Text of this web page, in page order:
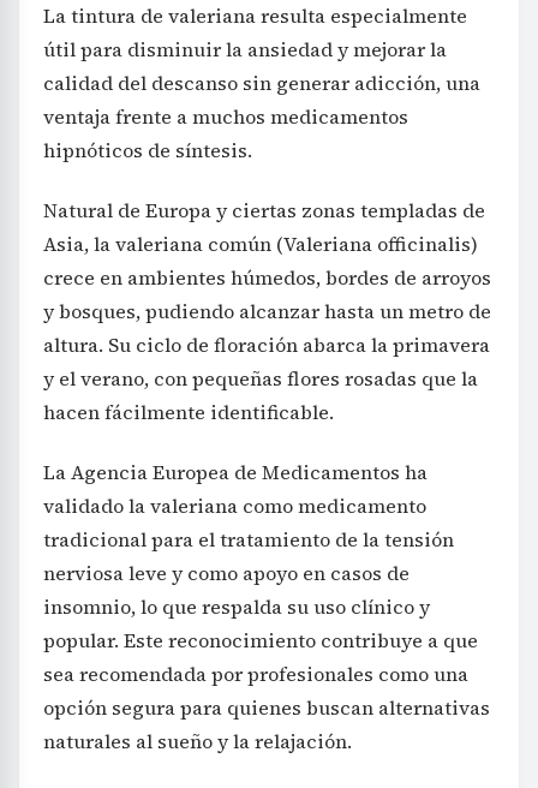
La tintura de valeriana resulta especialmente
útil para disminuir la ansiedad y mejorar la
calidad del descanso sin generar adicción, una
ventaja frente a muchos medicamentos
hipnóticos de síntesis.
Natural de Europa y ciertas zonas templadas de
Asia, la valeriana común (Valeriana officinalis)
crece en ambientes húmedos, bordes de arroyos
y bosques, pudiendo alcanzar hasta un metro de
altura. Su ciclo de floración abarca la primavera
y el verano, con pequeñas flores rosadas que la
hacen fácilmente identificable.
La Agencia Europea de Medicamentos ha
validado la valeriana como medicamento
tradicional para el tratamiento de la tensión
nerviosa leve y como apoyo en casos de
insomnio, lo que respalda su uso clínico y
popular. Este reconocimiento contribuye a que
sea recomendada por profesionales como una
opción segura para quienes buscan alternativas
naturales al sueño y la relajación.